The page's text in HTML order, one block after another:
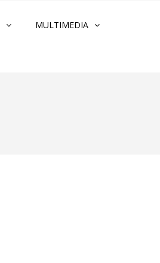
MULTIMEDIA